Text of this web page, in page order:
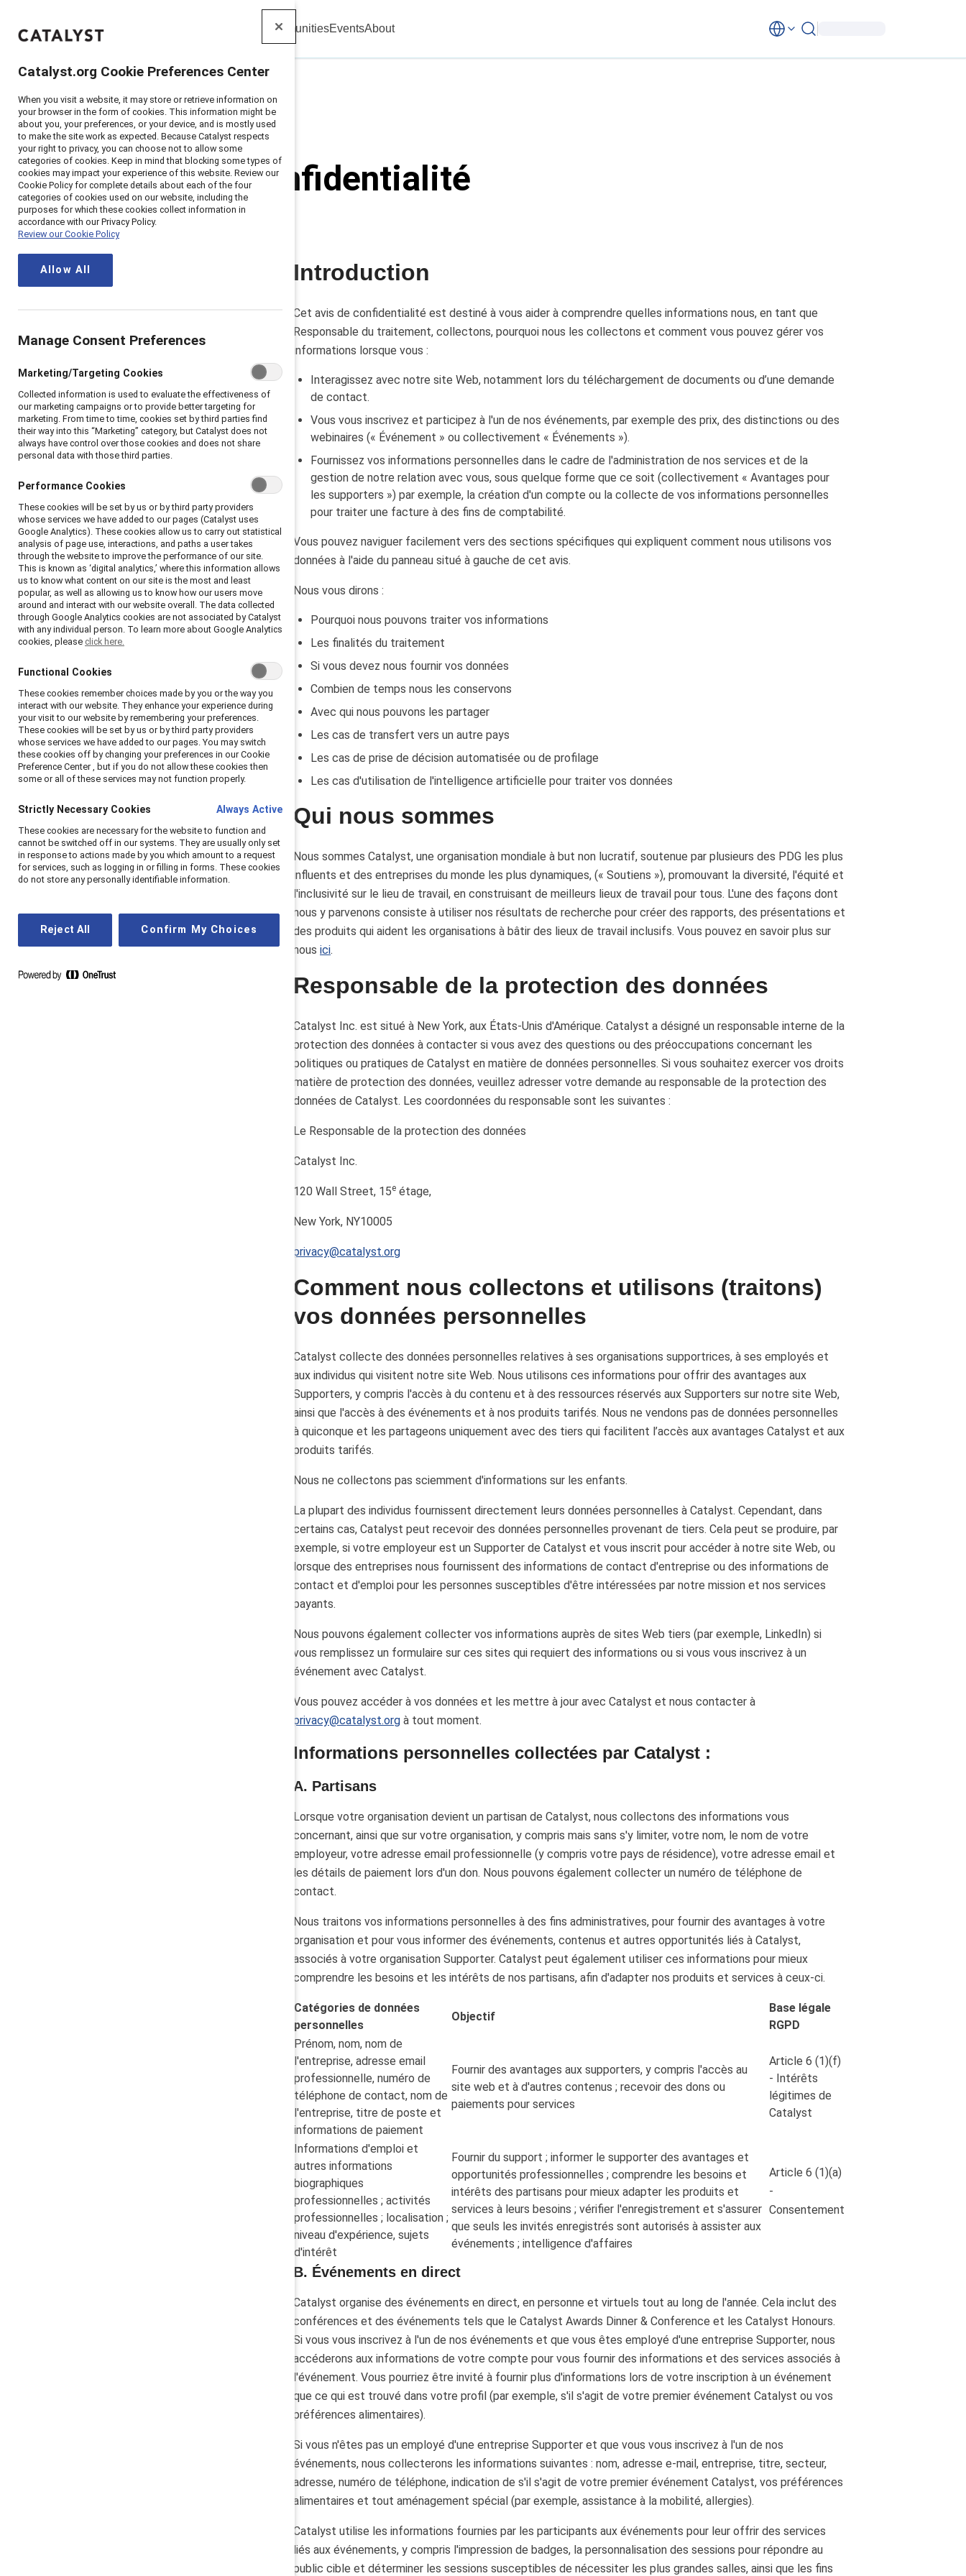
Catalyst CommunitiesEventsAbout
Accueil>Avis de confidentialité
Avis de confidentialité
Mis à jourJanuary 2, 2025
Comment nous collectons et
personnelles
fournissez pas vos données
Utilisation du site web de Catalyst
Quand et comment nous
partageons vos données
Vos droits
Sécurité
Stockage et conservation des
données
Questions, préoccupations ou
plaintes
Introduction
Cet avis de confidentialité est destiné à vous aider à comprendre quelles informations nous, en tant que
Responsable du traitement, collectons, pourquoi nous les collectons et comment vous pouvez gérer vos
informations lorsque vous :
Interagissez avec notre site Web, notamment lors du téléchargement de documents ou d’une demande
de contact.
Vous vous inscrivez et participez à l'un de nos événements, par exemple des prix, des distinctions ou des
webinaires (« Événement » ou collectivement « Événements »).
Fournissez vos informations personnelles dans le cadre de l'administration de nos services et de la
gestion de notre relation avec vous, sous quelque forme que ce soit (collectivement « Avantages pour
les supporters ») par exemple, la création d'un compte ou la collecte de vos informations personnelles
pour traiter une facture à des fins de comptabilité.
Vous pouvez naviguer facilement vers des sections spécifiques qui expliquent comment nous utilisons vos
données à l'aide du panneau situé à gauche de cet avis.
Nous vous dirons :
Pourquoi nous pouvons traiter vos informations
Les finalités du traitement
Si vous devez nous fournir vos données
Combien de temps nous les conservons
Avec qui nous pouvons les partager
Les cas de transfert vers un autre pays
Les cas de prise de décision automatisée ou de profilage
Les cas d'utilisation de l'intelligence artificielle pour traiter vos données
Qui nous sommes
Nous sommes Catalyst, une organisation mondiale à but non lucratif, soutenue par plusieurs des PDG les plus
influents et des entreprises du monde les plus dynamiques, (« Soutiens »), promouvant la diversité, l'équité et
l'inclusivité sur le lieu de travail, en construisant de meilleurs lieux de travail pour tous. L'une des façons dont
nous y parvenons consiste à utiliser nos résultats de recherche pour créer des rapports, des présentations et
des produits qui aident les organisations à bâtir des lieux de travail inclusifs. Vous pouvez en savoir plus sur
nous ici.
Responsable de la protection des données
Catalyst Inc. est situé à New York, aux États-Unis d'Amérique. Catalyst a désigné un responsable interne de la
protection des données à contacter si vous avez des questions ou des préoccupations concernant les
politiques ou pratiques de Catalyst en matière de données personnelles. Si vous souhaitez exercer vos droits
matière de protection des données, veuillez adresser votre demande au responsable de la protection des
données de Catalyst. Les coordonnées du responsable sont les suivantes :
Le Responsable de la protection des données
Catalyst Inc.
120 Wall Street, 15e étage,
New York, NY10005
privacy@catalyst.org
Comment nous collectons et utilisons (traitons)
vos données personnelles
Catalyst collecte des données personnelles relatives à ses organisations supportrices, à ses employés et
aux individus qui visitent notre site Web. Nous utilisons ces informations pour offrir des avantages aux
Supporters, y compris l'accès à du contenu et à des ressources réservés aux Supporters sur notre site Web,
ainsi que l'accès à des événements et à nos produits tarifés. Nous ne vendons pas de données personnelles
à quiconque et les partageons uniquement avec des tiers qui facilitent l’accès aux avantages Catalyst et aux
produits tarifés.
Nous ne collectons pas sciemment d'informations sur les enfants.
La plupart des individus fournissent directement leurs données personnelles à Catalyst. Cependant, dans
certains cas, Catalyst peut recevoir des données personnelles provenant de tiers. Cela peut se produire, par
exemple, si votre employeur est un Supporter de Catalyst et vous inscrit pour accéder à notre site Web, ou
lorsque des entreprises nous fournissent des informations de contact d'entreprise ou des informations de
contact et d'emploi pour les personnes susceptibles d'être intéressées par notre mission et nos services
payants.
Nous pouvons également collecter vos informations auprès de sites Web tiers (par exemple, LinkedIn) si
vous remplissez un formulaire sur ces sites qui requiert des informations ou si vous vous inscrivez à un
événement avec Catalyst.
Vous pouvez accéder à vos données et les mettre à jour avec Catalyst et nous contacter à
privacy@catalyst.org à tout moment.
Informations personnelles collectées par Catalyst :
A. Partisans
Lorsque votre organisation devient un partisan de Catalyst, nous collectons des informations vous
concernant, ainsi que sur votre organisation, y compris mais sans s'y limiter, votre nom, le nom de votre
employeur, votre adresse email professionnelle (y compris votre pays de résidence), votre adresse email et
les détails de paiement lors d'un don. Nous pouvons également collecter un numéro de téléphone de
contact.
Nous traitons vos informations personnelles à des fins administratives, pour fournir des avantages à votre
organisation et pour vous informer des événements, contenus et autres opportunités liés à Catalyst,
associés à votre organisation Supporter. Catalyst peut également utiliser ces informations pour mieux
comprendre les besoins et les intérêts de nos partisans, afin d'adapter nos produits et services à ceux-ci.
Catégories de données
personnelles
Objectif
Base légale
RGPD
Prénom, nom, nom de
l'entreprise, adresse email
professionnelle, numéro de
téléphone de contact, nom de
l'entreprise, titre de poste et
informations de paiement
Fournir des avantages aux supporters, y compris l'accès au
site web et à d'autres contenus ; recevoir des dons ou
paiements pour services
Article 6 (1)(f)
- Intérêts
légitimes de
Catalyst
Informations d'emploi et
autres informations
biographiques
professionnelles ; activités
professionnelles ; localisation ;
niveau d'expérience, sujets
d'intérêt
Fournir du support ; informer le supporter des avantages et
opportunités professionnelles ; comprendre les besoins et
intérêts des partisans pour mieux adapter les produits et
services à leurs besoins ; vérifier l'enregistrement et s'assurer
que seuls les invités enregistrés sont autorisés à assister aux
événements ; intelligence d'affaires
Article 6 (1)(a)
-
Consentement
B. Événements en direct
Catalyst organise des événements en direct, en personne et virtuels tout au long de l'année. Cela inclut des
conférences et des événements tels que le Catalyst Awards Dinner & Conference et les Catalyst Honours.
Si vous vous inscrivez à l'un de nos événements et que vous êtes employé d'une entreprise Supporter, nous
accéderons aux informations de votre compte pour vous fournir des informations et des services associés à
l'événement. Vous pourriez être invité à fournir plus d'informations lors de votre inscription à un événement
que ce qui est trouvé dans votre profil (par exemple, s'il s'agit de votre premier événement Catalyst ou vos
préférences alimentaires).
Si vous n'êtes pas un employé d'une entreprise Supporter et que vous vous inscrivez à l'un de nos
événements, nous collecterons les informations suivantes : nom, adresse e-mail, entreprise, titre, secteur,
adresse, numéro de téléphone, indication de s'il s'agit de votre premier événement Catalyst, vos préférences
alimentaires et tout aménagement spécial (par exemple, assistance à la mobilité, allergies).
Catalyst utilise les informations fournies par les participants aux événements pour leur offrir des services
liés aux événements, y compris l'impression de badges, la personnalisation des sessions pour répondre au
public cible et déterminer les sessions susceptibles de nécessiter les plus grandes salles, ainsi que les fins
Catalyst.org Cookie Preferences Center
When you visit a website, it may store or retrieve information on
your browser in the form of cookies. This information might be
about you, your preferences, or your device, and is mostly used
to make the site work as expected. Because Catalyst respects
your right to privacy, you can choose not to allow some
categories of cookies. Keep in mind that blocking some types of
cookies may impact your experience of this website. Review our
Cookie Policy for complete details about each of the four
categories of cookies used on our website, including the
purposes for which these cookies collect information in
accordance with our Privacy Policy.
Review our Cookie Policy
Allow All
Manage Consent Preferences
Marketing/Targeting Cookies
Collected information is used to evaluate the effectiveness of
our marketing campaigns or to provide better targeting for
marketing. From time to time, cookies set by third parties find
their way into this “Marketing” category, but Catalyst does not
always have control over those cookies and does not share
personal data with those third parties.
Performance Cookies
These cookies will be set by us or by third party providers
whose services we have added to our pages (Catalyst uses
Google Analytics). These cookies allow us to carry out statistical
analysis of page use, interactions, and paths a user takes
through the website to improve the performance of our site.
This is known as ‘digital analytics,’ where this information allows
us to know what content on our site is the most and least
popular, as well as allowing us to know how our users move
around and interact with our website overall. The data collected
through Google Analytics cookies are not associated by Catalyst
with any individual person. To learn more about Google Analytics
cookies, please click here.
Functional Cookies
These cookies remember choices made by you or the way you
interact with our website. They enhance your experience during
your visit to our website by remembering your preferences.
These cookies will be set by us or by third party providers
whose services we have added to our pages. You may switch
these cookies off by changing your preferences in our Cookie
Preference Center , but if you do not allow these cookies then
some or all of these services may not function properly.
Strictly Necessary Cookies Always Active
These cookies are necessary for the website to function and
cannot be switched off in our systems. They are usually only set
in response to actions made by you which amount to a request
for services, such as logging in or filling in forms. These cookies
do not store any personally identifiable information.
Reject All Confirm My Choices